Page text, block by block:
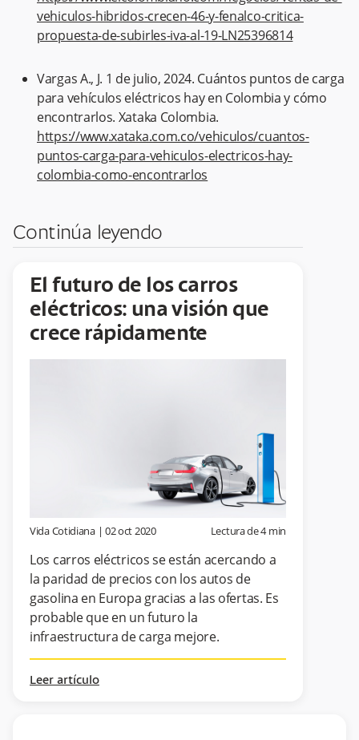
vehiculos-hibridos-crecen-46-y-fenalco-critica-
propuesta-de-subirles-iva-al-19-LN25396814
Vargas A., J. 1 de julio, 2024. Cuántos puntos de carga
para vehículos eléctricos hay en Colombia y cómo
encontrarlos. Xataka Colombia.
https://www.xataka.com.co/vehiculos/cuantos-
puntos-carga-para-vehiculos-electricos-hay-
colombia-como-encontrarlos
Continúa leyendo
El futuro de los carros
eléctricos: una visión que
crece rápidamente
Vida Cotidiana| 02 oct 2020 Lectura de4min
Los carros eléctricos se están acercando a
la paridad de precios con los autos de
gasolina en Europa gracias a las ofertas. Es
probable que en un futuro la
infraestructura de carga mejore.
Leer artículo